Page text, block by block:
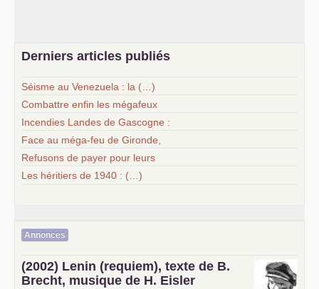
Derniers articles publiés
Séisme au Venezuela : la (…)
Combattre enfin les mégafeux
Incendies Landes de Gascogne :
Face au méga-feu de Gironde,
Refusons de payer pour leurs
Les héritiers de 1940 : (…)
Annonces
(2002) Lenin (requiem), texte de B.
Brecht, musique de H. Eisler